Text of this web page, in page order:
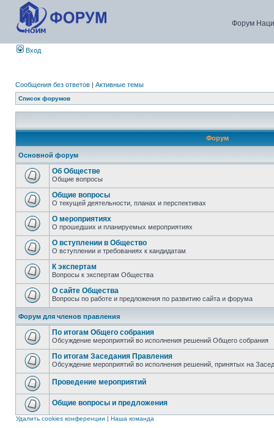
Форум
Вход
Сообщения без ответов | Активные темы
Список форумов
Форум
Основной форум
Об Обществе
Общие вопросы
Общие вопросы
О текущей деятельности, планах и перспективах
О мероприятиях
О прошедших и планируемых мероприятиях
О вступлении в Общество
О вступлении и требованиях к кандидатам
К экспертам
Вопросы к экспертам Общества
О сайте Общества
Вопросы по работе и предложения по развитию сайта и форума
Форум для членов правления
По итогам Общего собрания
Обсуждение мероприятий во исполнения решений Общего собрания
По итогам Заседания Правления
Обсуждение мероприятий во исполнения решений, принятых на
Проведение мероприятий
Общие вопросы и предложения
Удалить cookies конференции | Наша команда